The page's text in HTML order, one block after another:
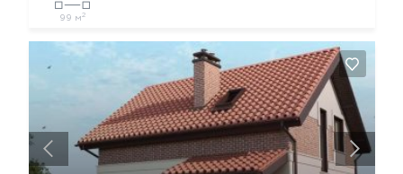
99 м 2